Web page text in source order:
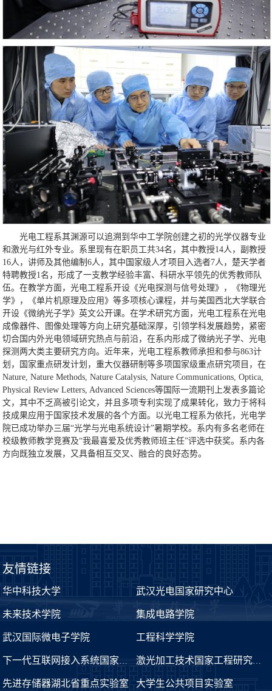
光电工程系其渊源可以追溯到华中工学院创建之初的光学仪器专业
和激光与红外专业。系里现有在职员工共34名，其中教授14人，副教授
16人，讲师及其他编制6人，其中国家级人才项目入选者7人，楚天学者
特聘教授1名，形成了一支教学经验丰富、科研水平领先的优秀教师队
伍。在教学方面，光电工程系开设《光电探测与信号处理》，《物理光
学》，《单片机原理及应用》等多项核心课程，并与美国西北大学联合
开设《微纳光子学》英文公开课。在学术研究方面，光电工程系在光电
成像器件、图像处理等方向上研究基础深厚，引领学科发展趋势，紧密
切合国内外光电领域研究热点与前沿，在系内形成了微纳光子学、光电
探测两大类主要研究方向。近年来，光电工程系教师承担和参与863计
划，国家重点研发计划，重大仪器研制等多项国家级重点研究项目，在
Nature, Nature Methods, Nature Catalysis, Nature Communications, Optica,
Physical Review Letters, Advanced Sciences等国际一流期刊上发表多篇论
文，其中不乏高被引论文，并且多项专利实现了成果转化，致力于将科
技成果应用于国家技术发展的各个方面。以光电工程系为依托，光电学
院已成功举办三届“光学与光电系统设计”暑期学校。系内有多名老师在
校级教师教学竞赛及“我最喜爱及优秀教师班主任”评选中获奖。系内各
方向既独立发展，又具备相互交叉、融合的良好态势。
友情链接
华中科技大学 武汉光电国家研究中心
未来技术学院 集成电路学院
武汉国际微电子学院 工程科学学院
下一代互联网接入系统国家工程实验室 激光加工技术国家工程研究中心
先进存储器湖北省重点实验室 大学生公共项目实验室